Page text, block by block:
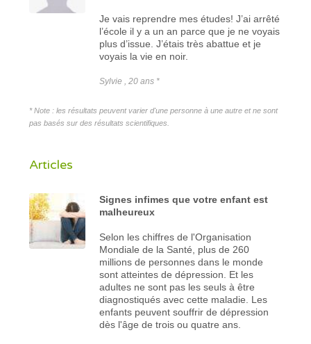
Je vais reprendre mes études! J’ai arrêté
l’école il y a un an parce que je ne voyais
plus d’issue. J’étais très abattue et je
voyais la vie en noir.
Sylvie , 20 ans *
* Note : les résultats peuvent varier d'une personne à une autre et ne sont
pas basés sur des résultats scientifiques.
Articles
Signes infimes que votre enfant est
malheureux
Selon les chiffres de l'Organisation
Mondiale de la Santé, plus de 260
millions de personnes dans le monde
sont atteintes de dépression. Et les
adultes ne sont pas les seuls à être
diagnostiqués avec cette maladie. Les
enfants peuvent souffrir de dépression
dès l'âge de trois ou quatre ans.